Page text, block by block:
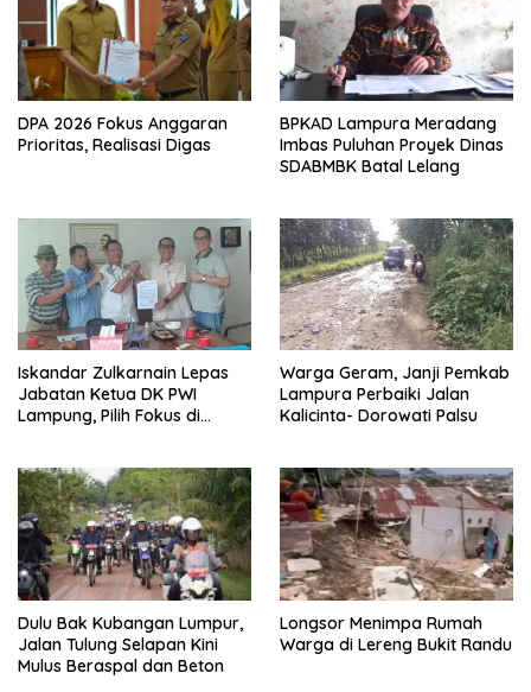
DPA 2026 Fokus Anggaran
Prioritas, Realisasi Digas
BPKAD Lampura Meradang
Imbas Puluhan Proyek Dinas
SDABMBK Batal Lelang
Iskandar Zulkarnain Lepas
Jabatan Ketua DK PWI
Lampung, Pilih Fokus di
Warga Geram, Janji Pemkab
Lampura Perbaiki Jalan
Kalicinta- Dorowati Palsu
Dulu Bak Kubangan Lumpur,
Jalan Tulung Selapan Kini
Mulus Beraspal dan Beton
Longsor Menimpa Rumah
Warga di Lereng Bukit Randu